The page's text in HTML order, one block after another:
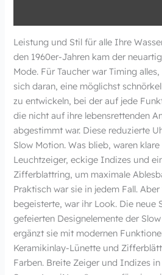
Leistung und Stil für alle Ihre
den 1960er-Jahren kam der
Mode. Für Taucher war Timing
sich daran, eine möglichst
zu entwickeln, bei der auf jede
die nicht auf ihre lebensrettenden
abgestimmt war. Diese reduzierte
Slow Motion. Was blieb, waren
Leuchtzeiger, eckige Indizes und
Zifferblattring, um maximale
Praktisch war sie in jedem Fall.
begeisterte, war ihr Look. Die neue
gefeierten Designelemente der
ergänzt sie mit modernen
Keramikinlay-Lünette und
Farben. Breite Zeiger und Indizes